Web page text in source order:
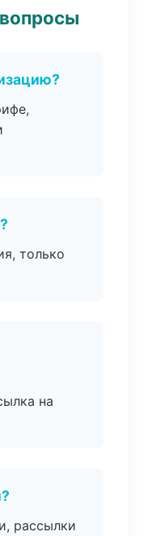
только
на
рассылки